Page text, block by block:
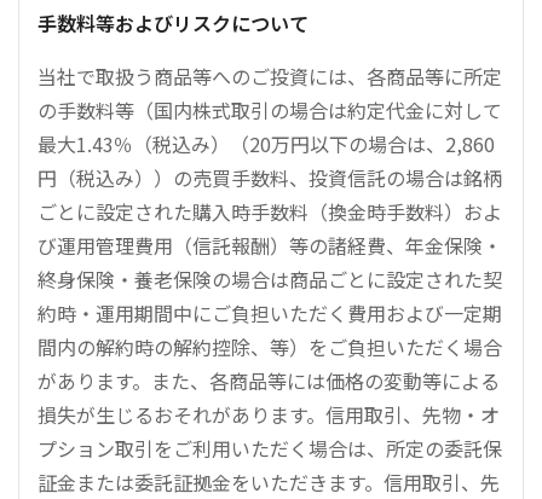
手数料等およびリスクについて
当社で取扱う商品等へのご投資には、各商品等に所定
の手数料等（国内株式取引の場合は約定代金に対して
最大1.43％（税込み）（20万円以下の場合は、2,860
円（税込み））の売買手数料、投資信託の場合は銘柄
ごとに設定された購入時手数料（換金時手数料）およ
び運用管理費用（信託報酬）等の諸経費、年金保険・
終身保険・養老保険の場合は商品ごとに設定された契
約時・運用期間中にご負担いただく費用および一定期
間内の解約時の解約控除、等）をご負担いただく場合
があります。また、各商品等には価格の変動等による
損失が生じるおそれがあります。信用取引、先物・オ
プション取引をご利用いただく場合は、所定の委託保
証金または委託証拠金をいただきます。信用取引、先